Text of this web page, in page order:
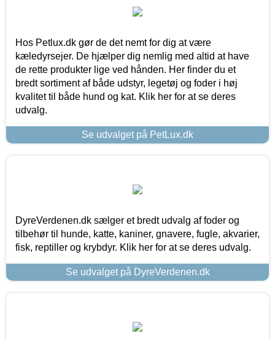
Hos Petlux.dk gør de det nemt for dig at være
kæledyrsejer. De hjælper dig nemlig med altid at have
de rette produkter lige ved hånden. Her finder du et
bredt sortiment af både udstyr, legetøj og foder i høj
kvalitet til både hund og kat. Klik her for at se deres
udvalg.
Se udvalget på PetLux.dk
DyreVerdenen.dk sælger et bredt udvalg af foder og
tilbehør til hunde, katte, kaniner, gnavere, fugle, akvarier,
fisk, reptiller og krybdyr. Klik her for at se deres udvalg.
Se udvalget på DyreVerdenen.dk